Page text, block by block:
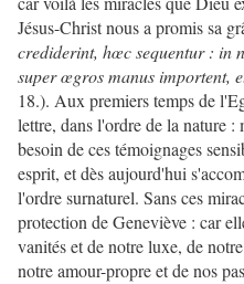
Jésus-Christ nous a promis sa
crediderint, hœc sequentur : in
super œgros manus importent,
18.). Aux premiers temps de
lettre, dans l'ordre de la nature
besoin de ces témoignages
esprit, et dès aujourd'hui
l'ordre surnaturel. Sans ces
protection de Geneviève : car
vanités et de notre luxe, de
notre amour-propre et de nos